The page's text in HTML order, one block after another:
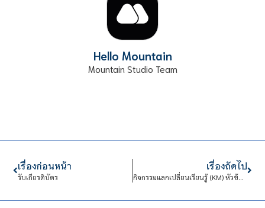
Hello Mountain
Mountain Studio Team
เรื่องก่อนหน้า
รับเกียรติบัตร
เรื่องถัดไป
กิจกรรมแลกเปลี่ยนเรียนรู้ (KM) หัวข้อ “จาก Local สู่ Business Opportunities”